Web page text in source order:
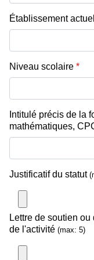
Établissement actuel
Niveau scolaire *
Intitulé précis de la
mathématiques,
Justificatif du statut
Lettre de soutien
de l'activité (max: 5)